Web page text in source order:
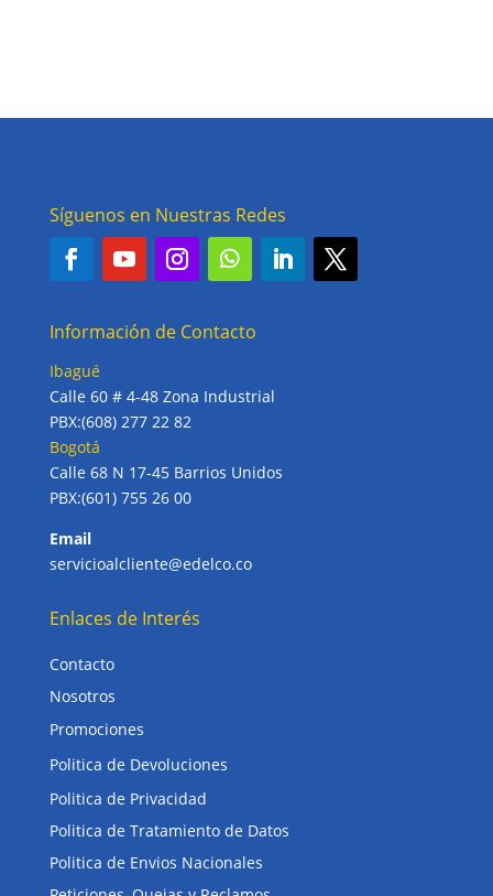
Síguenos en Nuestras Redes
Información de Contacto
Ibagué
Calle 60 # 4-48 Zona Industrial
PBX:(608) 277 22 82
Bogotá
Calle 68 N 17-45 Barrios Unidos
PBX:(601) 755 26 00
Email
servicioalcliente@edelco.co
Enlaces de Interés
Contacto
Nosotros
Promociones
Politica de Devoluciones
Politica de Privacidad
Politica de Tratamiento de Datos
Politica de Envios Nacionales